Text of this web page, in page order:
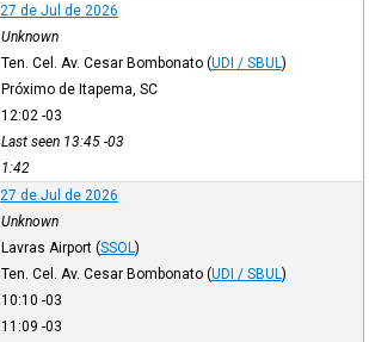
27 de Jul de 2026
Unknown
Ten. Cel. Av. Cesar Bombonato (UDI / SBUL )
Próximo de Itapema, SC
12:02 -03
Last seen 13:45 -03
1:42
27 de Jul de 2026
Unknown
Lavras Airport (SSOL )
Ten. Cel. Av. Cesar Bombonato (UDI / SBUL )
10:10 -03
11:09 -03